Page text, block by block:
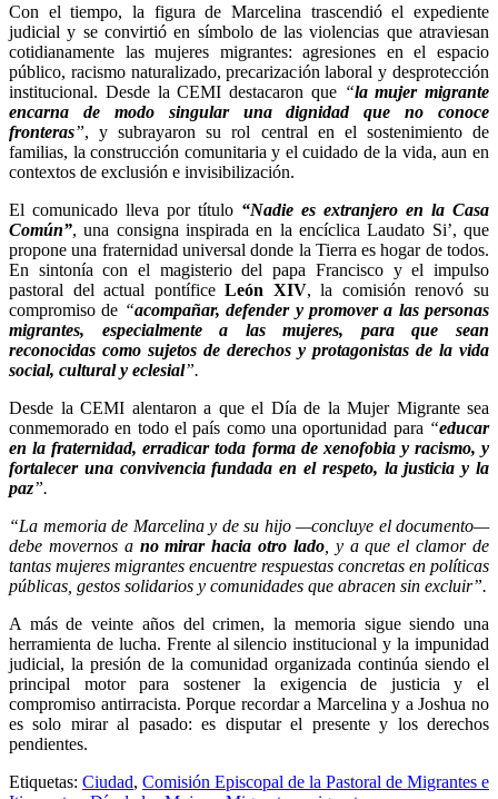
Con el tiempo, la figura de Marcelina trascendió el expediente
judicial y se convirtió en símbolo de las violencias que atraviesan
cotidianamente las mujeres migrantes: agresiones en el espacio
público, racismo naturalizado, precarización laboral y desprotección
institucional. Desde la CEMI destacaron que “la mujer migrante
encarna de modo singular una dignidad que no conoce
fronteras”, y subrayaron su rol central en el sostenimiento de
familias, la construcción comunitaria y el cuidado de la vida, aun en
contextos de exclusión e invisibilización.
El comunicado lleva por título “Nadie es extranjero en la Casa
Común”, una consigna inspirada en la encíclica Laudato Si’, que
propone una fraternidad universal donde la Tierra es hogar de todos.
En sintonía con el magisterio del papa Francisco y el impulso
pastoral del actual pontíficeLeón XIV, la comisión renovó su
compromiso de “acompañar, defender y promover a las personas
migrantes, especialmente a las mujeres, para que sean
reconocidas como sujetos de derechos y protagonistas de la vida
social, cultural y eclesial”.
Desde la CEMI alentaron a que el Día de la Mujer Migrante sea
conmemorado en todo el país como una oportunidad para “educar
en la fraternidad, erradicar toda forma de xenofobia y racismo, y
fortalecer una convivencia fundada en el respeto, la justicia y la
paz”.
“La memoria de Marcelina y de su hijo —concluye el documento—
debe movernos a no mirar hacia otro lado, y a que el clamor de
tantas mujeres migrantes encuentre respuestas concretas en políticas
públicas, gestos solidarios y comunidades que abracen sin excluir”.
A más de veinte años del crimen, la memoria sigue siendo una
herramienta de lucha. Frente al silencio institucional y la impunidad
judicial, la presión de la comunidad organizada continúa siendo el
principal motor para sostener la exigencia de justicia y el
compromiso antirracista. Porque recordar a Marcelina y a Joshua no
es solo mirar al pasado: es disputar el presente y los derechos
pendientes.
Etiquetas: Ciudad, Comisión Episcopal de la Pastoral de Migrantes e